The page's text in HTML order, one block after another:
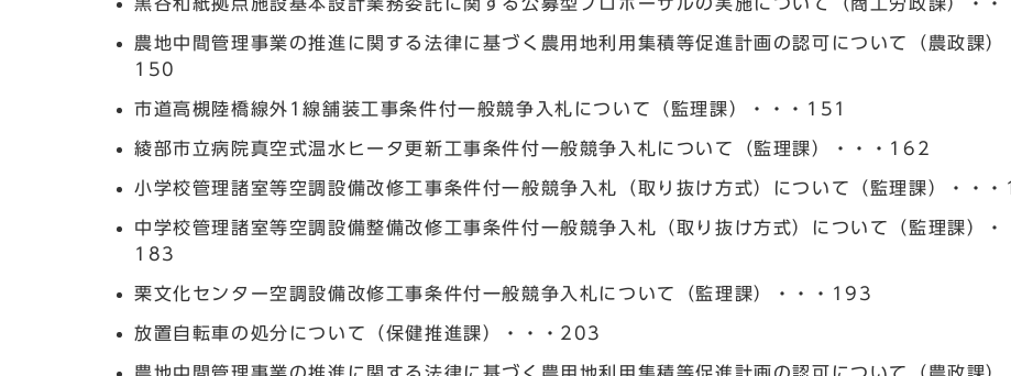
農地中間管理事業の推進に関する法律に基づく農用地利用集積等促進計画の認可について（農政課）
150
市道高槻陸橋線外1線舗装工事条件付一般競争入札について（監理課）・・・151
綾部市立病院真空式温水ヒータ更新工事条件付一般競争入札について（監理課）・・・162
小学校管理諸室等空調設備改修工事条件付一般競争入札（取り抜け方式）について（監理課）・・
中学校管理諸室等空調設備整備改修工事条件付一般競争入札（取り抜け方式）について（監理課）・
183
栗文化センター空調設備改修工事条件付一般競争入札について（監理課）・・・193
放置自転車の処分について（保健推進課）・・・203